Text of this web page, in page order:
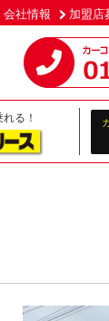
会社情報 加盟店
る！